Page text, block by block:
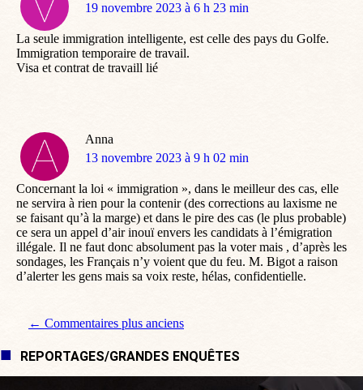
dit
19 novembre 2023 à 6 h 23 min
La seule immigration intelligente, est celle des pays du Golfe.
Immigration temporaire de travail.
Visa et contrat de travaill lié
Anna
dit
13 novembre 2023 à 9 h 02 min
Concernant la loi « immigration », dans le meilleur des cas, elle
ne servira à rien pour la contenir (des corrections au laxisme ne
se faisant qu’à la marge) et dans le pire des cas (le plus probable)
ce sera un appel d’air inouï envers les candidats à l’émigration
illégale. Il ne faut donc absolument pas la voter mais , d’après les
sondages, les Français n’y voient que du feu. M. Bigot a raison
d’alerter les gens mais sa voix reste, hélas, confidentielle.
Navigation de commentaire
← Commentaires plus anciens
REPORTAGES/GRANDES ENQUÊTES